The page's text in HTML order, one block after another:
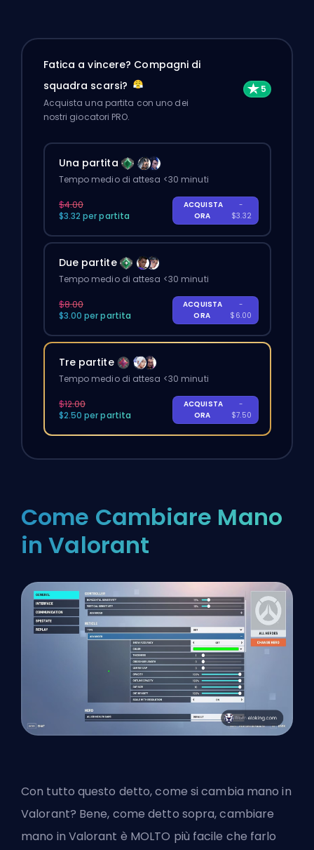
Fatica a vincere? Compagni di
squadra scarsi?
Acquista una partita con uno dei
nostri giocatori PRO.
Una partita
Tempo medio di attesa <30 minuti
$4.00
$3.32 per partita
ACQUISTA
ORA
-
$3.32
Due partite
Tempo medio di attesa <30 minuti
$8.00
$3.00 per partita
ACQUISTA
ORA
-
$6.00
Tre partite
Tempo medio di attesa <30 minuti
$12.00
$2.50 per partita
ACQUISTA
ORA
-
$7.50
Come Cambiare Mano
in Valorant
Con tutto questo detto, come si cambia mano in
Valorant? Bene, come detto sopra, cambiare
mano in Valorant è MOLTO più facile che farlo